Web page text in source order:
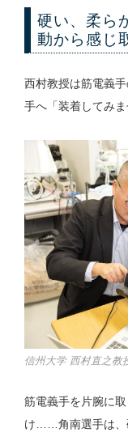
硬い、柔ら
動から感じ
西村教授は筋電義
手へ「装着してみま
信州大学 西村直之教
筋電義手を片腕に
け……角南選手は、